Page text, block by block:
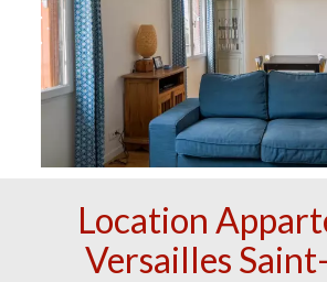
Location
Versailles